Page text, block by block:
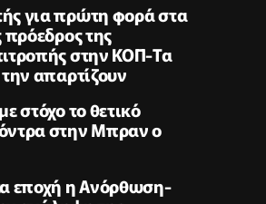
για πρώτη φορά στα
πρόεδρος της
στην ΚΟΠ-Τα
απαρτίζουν
στόχο το θετικό
στην Μπραν ο
εποχή η Ανόρθωση-